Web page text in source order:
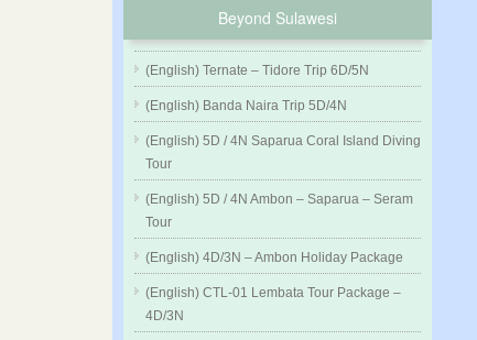
Beyond Sulawesi
(English) Ternate – Tidore Trip 6D/5N
(English) Banda Naira Trip 5D/4N
(English) 5D / 4N Saparua Coral Island Diving
Tour
(English) 5D / 4N Ambon – Saparua – Seram
Tour
(English) 4D/3N – Ambon Holiday Package
(English) CTL-01 Lembata Tour Package –
4D/3N